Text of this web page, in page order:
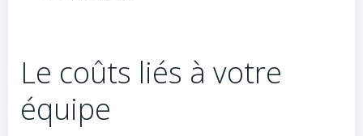
Le coûts liés à votre
équipe